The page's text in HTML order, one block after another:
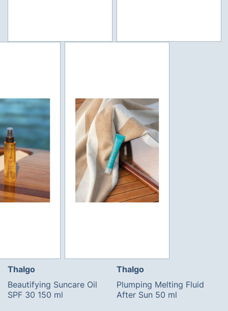
Thalgo
Beautifying Suncare Oil
SPF 30 150 ml
Thalgo
Plumping Melting Fluid
After Sun 50 ml